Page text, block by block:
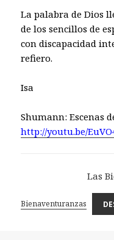
La palabra de Dios
de los sencillos de
con discapacidad
refiero.
Isa
Shumann: Escenas
http://youtu.be/
Las
Bienaventuranzas